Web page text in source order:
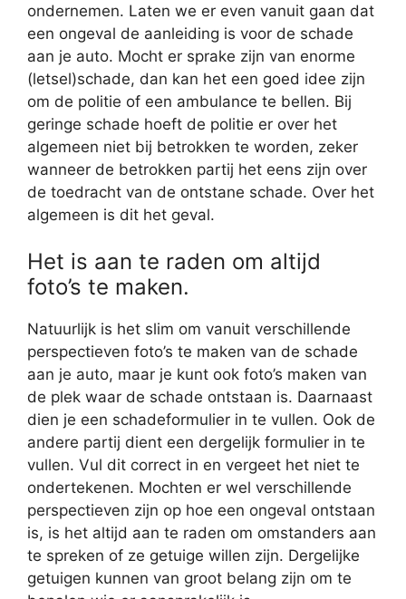
ondernemen. Laten we er even vanuit gaan dat
een ongeval de aanleiding is voor de schade
aan je auto. Mocht er sprake zijn van enorme
(letsel)schade, dan kan het een goed idee zijn
om de politie of een ambulance te bellen. Bij
geringe schade hoeft de politie er over het
algemeen niet bij betrokken te worden, zeker
wanneer de betrokken partij het eens zijn over
de toedracht van de ontstane schade. Over het
algemeen is dit het geval.
Het is aan te raden om altijd
foto’s te maken.
Natuurlijk is het slim om vanuit verschillende
perspectieven foto’s te maken van de schade
aan je auto, maar je kunt ook foto’s maken van
de plek waar de schade ontstaan is. Daarnaast
dien je een schadeformulier in te vullen. Ook de
andere partij dient een dergelijk formulier in te
vullen. Vul dit correct in en vergeet het niet te
ondertekenen. Mochten er wel verschillende
perspectieven zijn op hoe een ongeval ontstaan
is, is het altijd aan te raden om omstanders aan
te spreken of ze getuige willen zijn. Dergelijke
getuigen kunnen van groot belang zijn om te